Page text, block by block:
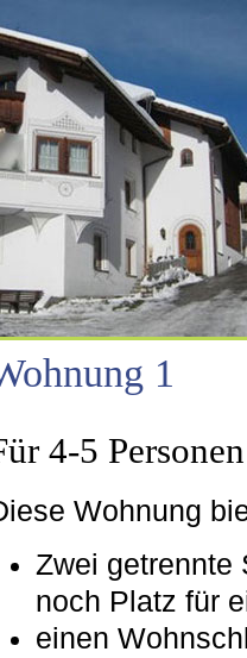
1
4-5
Wohnung
Zwei getrennte
noch Platz für
einen